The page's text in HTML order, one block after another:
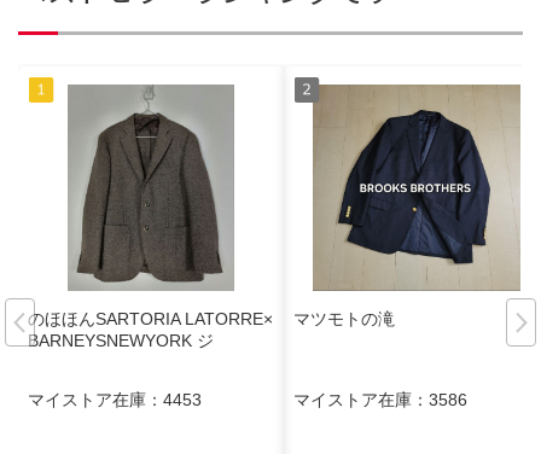
のほほんSARTORIA LATORRE×
BARNEYSNEWYORK ジ
マイストア在庫： 4453
マツモトの滝
マイストア在庫： 3586